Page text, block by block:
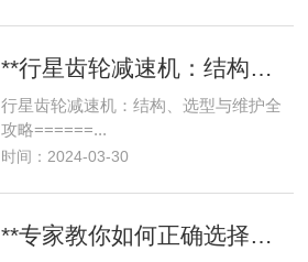
**行星齿轮减速机：结构、选型与维护全攻略**
行星齿轮减速机：结构、选型与维护全
攻略======...
时间：2024-03-30
**专家教你如何正确选择和维护行星齿轮减速机**